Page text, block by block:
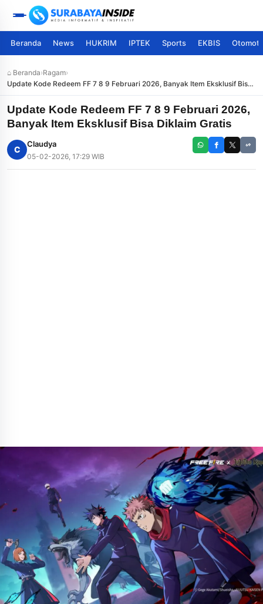
Beranda News HUKRIM IPTEK Sports EKBIS
⌂ Beranda›Ragam›
Update Kode Redeem FF 7 8 9 Februari 2026, Banyak Item Eksklusif Bisa
Diklaim Gratis
Update Kode Redeem FF 7 8 9 Februari 2026,
Banyak Item Eksklusif Bisa Diklaim Gratis
C
Claudya
05-02-2026, 17:29 WIB